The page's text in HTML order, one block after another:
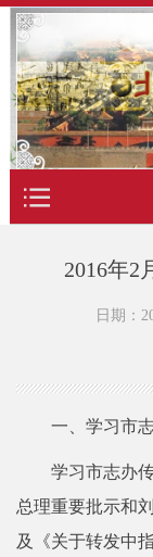
2016年2
日期：
一、学习市志
学习市志办传
总理重要批示和
及《关于转发中